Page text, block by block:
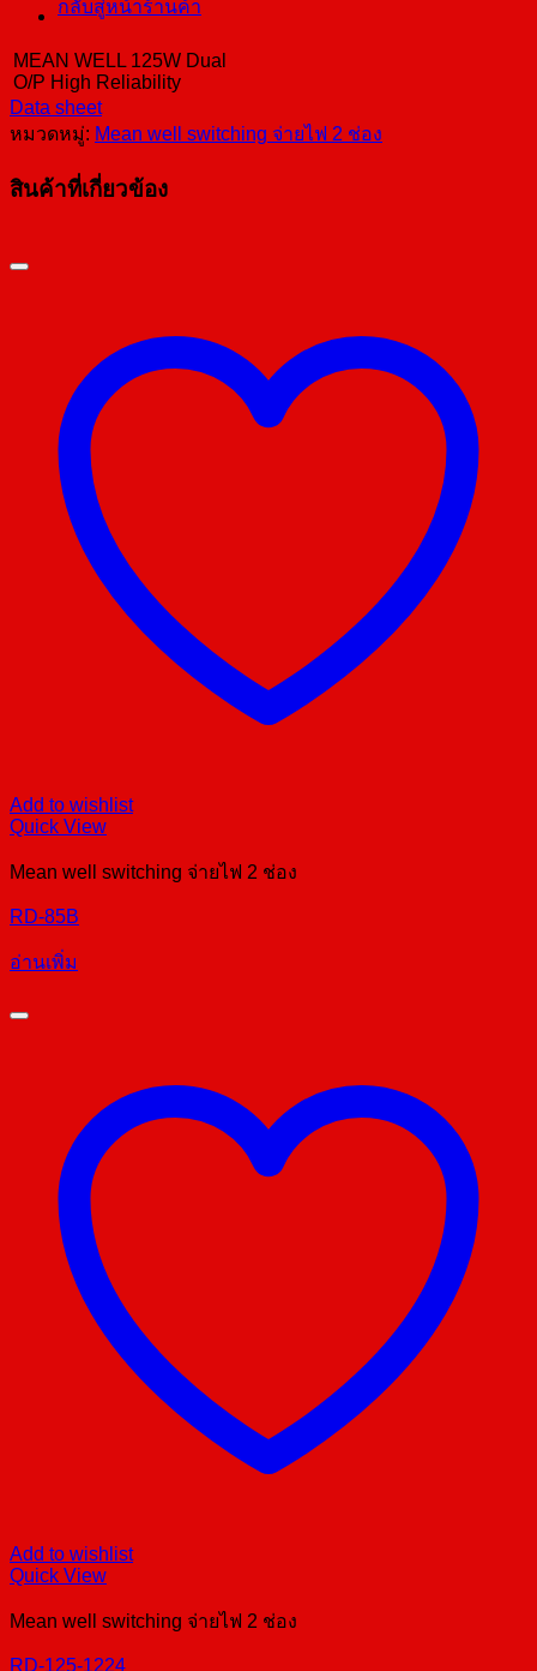
กลับสู่หน้าร้านค้า
MEAN WELL 125W Dual
O/P High Reliability
Data sheet
หมวดหมู่: Mean well switching จ่ายไฟ 2 ช่อง
สินค้าที่เกี่ยวข้อง
Add to wishlist
Quick View
Mean well switching จ่ายไฟ 2 ช่อง
RD-85B
อ่านเพิ่ม
Add to wishlist
Quick View
Mean well switching จ่ายไฟ 2 ช่อง
RD-125-1224